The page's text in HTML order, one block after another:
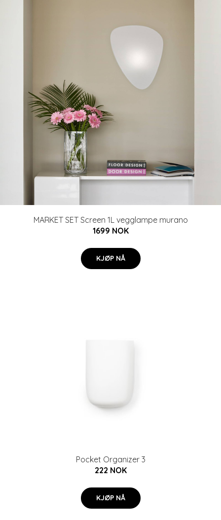
MARKET SET Screen 1L vegglampe murano
1699 NOK
KJØP NÅ
Pocket Organizer 3
222 NOK
KJØP NÅ